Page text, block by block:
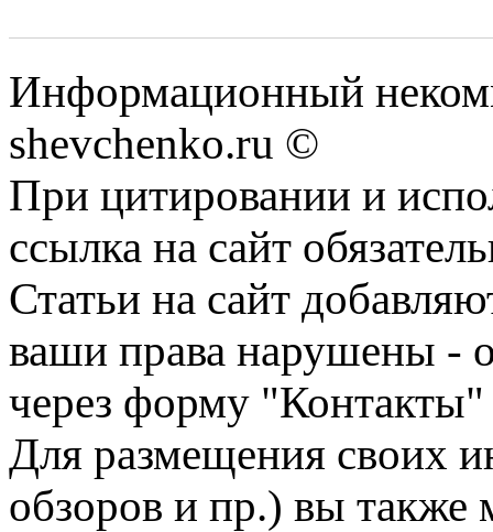
Информационный
shevchenko.ru ©
При цитировании и
ссылка на сайт
Статьи на сайт
ваши права нарушены -
через форму "Контакты"
Для размещения своих
обзоров и пр.) вы также